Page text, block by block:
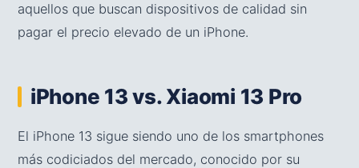
aquellos que buscan dispositivos de calidad sin
pagar el precio elevado de un iPhone.
iPhone 13 vs. Xiaomi 13 Pro
El iPhone 13 sigue siendo uno de los smartphones
más codiciados del mercado, conocido por su